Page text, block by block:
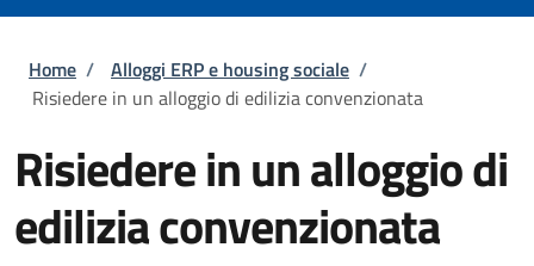
Briciole di pane
Home / Alloggi ERP e housing sociale /
Risiedere in un alloggio di edilizia convenzionata
Risiedere in un alloggio di
edilizia convenzionata